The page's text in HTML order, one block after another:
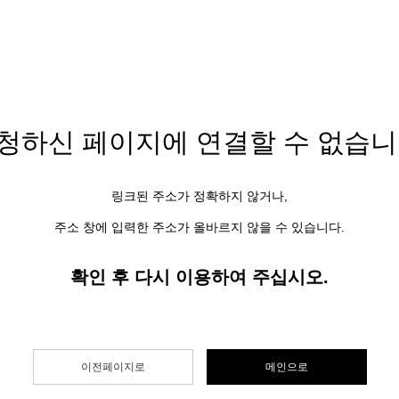
하신 페이지에 연결할 수 없습
링크된 주소가 정확하지 않거나,
주소 창에 입력한 주소가 올바르지 않을 수 있습니다.
확인 후 다시 이용하여 주십시오.
이전페이지로 메인으로